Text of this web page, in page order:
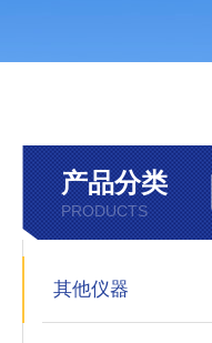
产品分类
PRODUCTS
其他仪器